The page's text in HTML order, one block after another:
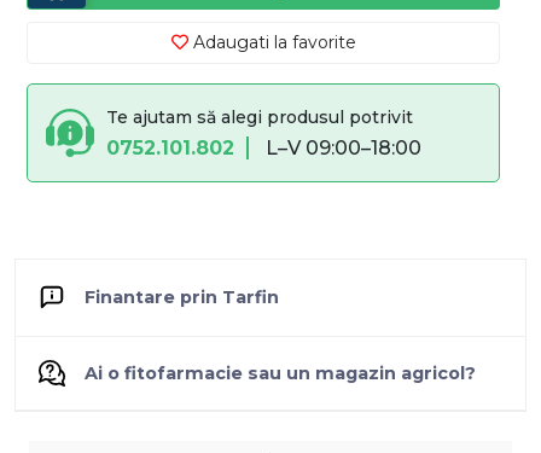
Adaugati la favorite
Te ajutam să alegi produsul potrivit
0752.101.802 L–V 09:00–18:00
Finantare prin Tarfin
Ai o fitofarmacie sau un magazin agricol?